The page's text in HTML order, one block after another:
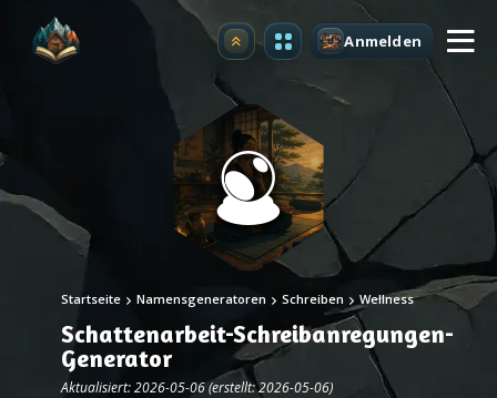
Upgrade Anmelden
Startseite Namensgeneratoren Schreiben Wellness
Schattenarbeit-Schreibanregungen-
Generator
Aktualisiert: 2026-05-06 (erstellt: 2026-05-06)